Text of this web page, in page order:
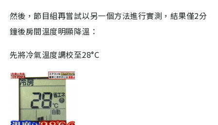
然後，節目組再嘗試以另一個方法進行實測，結果僅2分
鐘後房間溫度明顯降溫 ：
先將冷氣溫度調校至28°C